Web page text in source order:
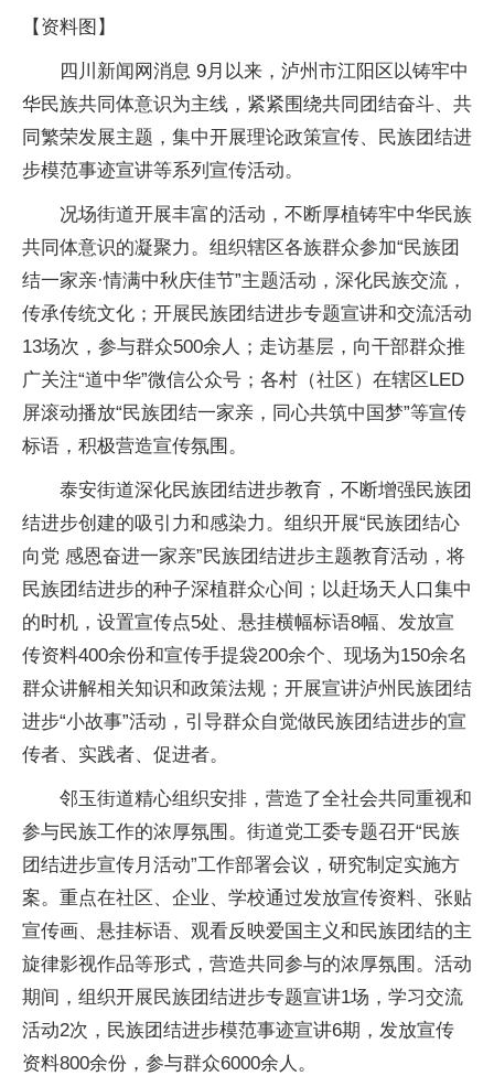
【资料图】
四川新闻网消息 9月以来，泸州市江阳区以铸牢中
华民族共同体意识为主线，紧紧围绕共同团结奋斗、共
同繁荣发展主题，集中开展理论政策宣传、民族团结进
步模范事迹宣讲等系列宣传活动。
况场街道开展丰富的活动，不断厚植铸牢中华民族
共同体意识的凝聚力。组织辖区各族群众参加“民族团
结一家亲·情满中秋庆佳节”主题活动，深化民族交流，
传承传统文化；开展民族团结进步专题宣讲和交流活动
13场次，参与群众500余人；走访基层，向干部群众推
广关注“道中华”微信公众号；各村（社区）在辖区LED
屏滚动播放“民族团结一家亲，同心共筑中国梦”等宣传
标语，积极营造宣传氛围。
泰安街道深化民族团结进步教育，不断增强民族团
结进步创建的吸引力和感染力。组织开展“民族团结心
向党 感恩奋进一家亲”民族团结进步主题教育活动，将
民族团结进步的种子深植群众心间；以赶场天人口集中
的时机，设置宣传点5处、悬挂横幅标语8幅、发放宣
传资料400余份和宣传手提袋200余个、现场为150余名
群众讲解相关知识和政策法规；开展宣讲泸州民族团结
进步“小故事”活动，引导群众自觉做民族团结进步的宣
传者、实践者、促进者。
邻玉街道精心组织安排，营造了全社会共同重视和
参与民族工作的浓厚氛围。街道党工委专题召开“民族
团结进步宣传月活动”工作部署会议，研究制定实施方
案。重点在社区、企业、学校通过发放宣传资料、张贴
宣传画、悬挂标语、观看反映爱国主义和民族团结的主
旋律影视作品等形式，营造共同参与的浓厚氛围。活动
期间，组织开展民族团结进步专题宣讲1场，学习交流
活动2次，民族团结进步模范事迹宣讲6期，发放宣传
资料800余份，参与群众6000余人。